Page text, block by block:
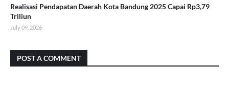
Realisasi Pendapatan Daerah Kota Bandung 2025 Capai Rp3,79
Triliun
July 09, 2026
POST A COMMENT